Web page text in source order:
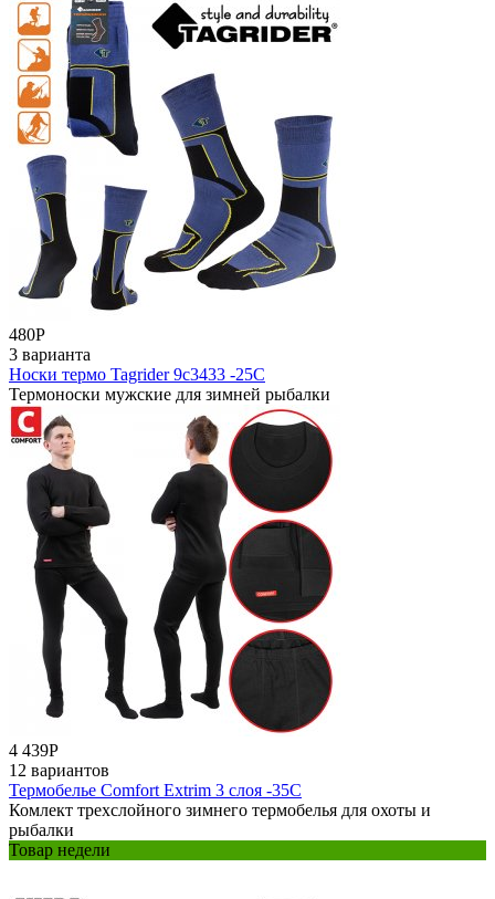
480Р
3 варианта
Носки термо Tagrider 9с3433 -25С
Термоноски мужские для зимней рыбалки
4 439Р
12 вариантов
Термобелье Comfort Extrim 3 слоя -35С
Комлект трехслойного зимнего термобелья для охоты и
рыбалки
Товар недели